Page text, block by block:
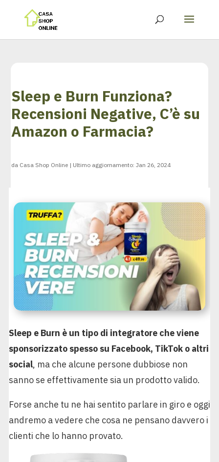
Sleep e Burn Funziona?
Recensioni Negative, C’è su
Amazon o Farmacia?
da Casa Shop Online | Ultimo aggiornamento: Jan 26, 2024
Sleep e Burn è un tipo di integratore che viene
sponsorizzato spesso su Facebook, TikTok o altri
social, ma che alcune persone dubbiose non
sanno se effettivamente sia un prodotto valido.
Forse anche tu ne hai sentito parlare in giro e oggi
andremo a vedere che cosa ne pensano davvero i
clienti che lo hanno provato.